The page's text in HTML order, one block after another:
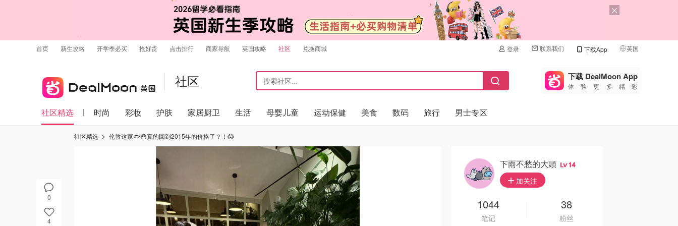
首页 新生攻略 开学季必买 抢好货 点击排行 商家导航 英国攻略 社区 兑换商城 登录 联系我们 下载App 英国
🇺🇸
🇨🇳 中国
🇩🇪
社区 下载 DealMoon App
体验更多精彩
社区精选 时尚 彩妆 护肤 家居厨卫 生活 母婴儿童 运动保健 美食 数码 旅行 男士专区
0
4
社区精选 伦敦这家🐟🍟真的回到2015年的价格了？！😱
下雨不愁的大頭 14
加关注
1044
笔记
38
粉丝